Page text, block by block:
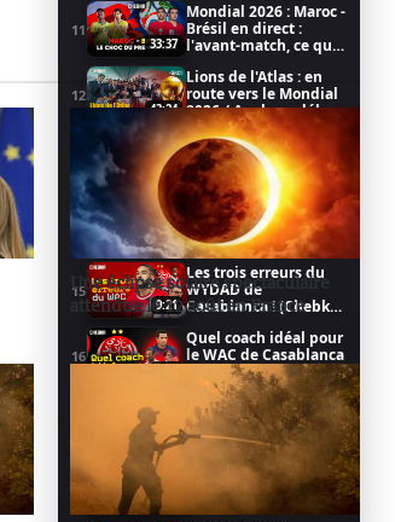
11
33:37
Mondial 2026 : Maroc -
Brésil en direct :
l'avant-match, ce qu'il
LIVE)
12
43:24
Lions de l'Atlas : en
route vers le Mondial
2026 / Analyse, débat,
football dans CHEBKA
(1/2)
25:57
Achraf Hakimi, porte
bonheur du PSG pour
la Champions League
(CHEBKA 2/2)
14
42:46
PSG vs Arsenal :
l'avant match avec les
fan-clubs du MAROC !
15
9:21
Les trois erreurs du
WYDAD de
Casablanca ! (Chebka
16
Quel coach idéal pour
le WAC de Casablanca
? (Chebka 2/3)
12:37
Ait Mena VS Naciri : le
match du Wydad 3/3
35:51
MAROC / SPORT EN
ENTREPRISE: LA
RECETTE DU SUCCES ?
Une éclipse solaire spectaculaire
attendue le 12 août en France